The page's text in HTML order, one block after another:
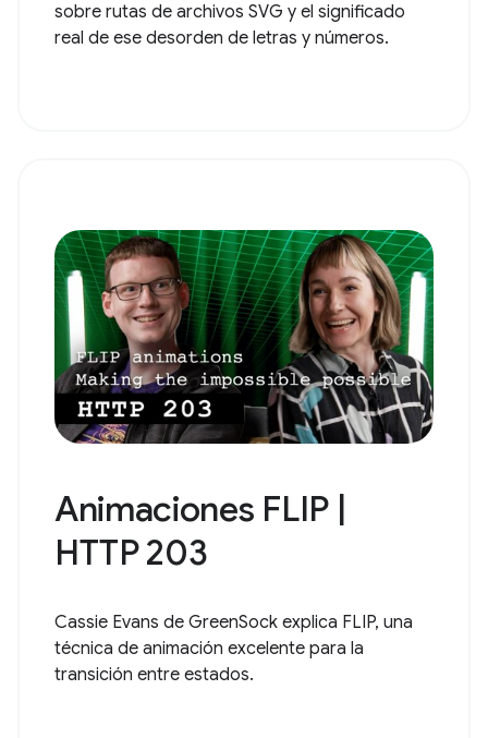
sobre rutas de archivos SVG y el significado
real de ese desorden de letras y números.
Animaciones FLIP |
HTTP 203
Cassie Evans de GreenSock explica FLIP, una
técnica de animación excelente para la
transición entre estados.